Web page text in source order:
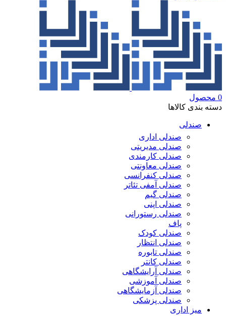
0 محصول
دسته بندی کالاها
صندلی
صندلی اداری
صندلی مدیریتی
صندلی کارمندی
صندلی معاونتی
صندلی کنفرانسی
صندلی آمفی تئاتر
صندلی گیم
صندلی اپنی
صندلی رستورانی
پاف
صندلی کودک
صندلی انتظار
صندلی تابوره
صندلی کانتر
صندلی آرایشگاهی
صندلی آموزشی
صندلی آزمایشگاهی
صندلی پزشکی
میز اداری